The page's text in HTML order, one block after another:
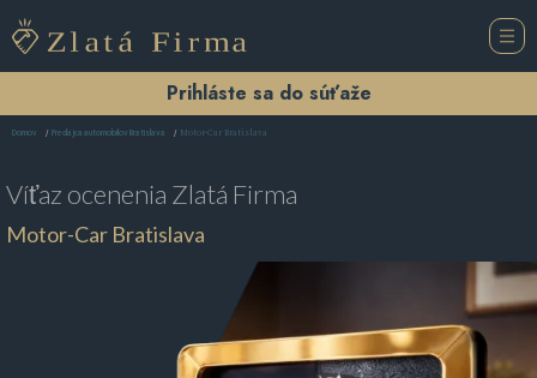
Prihláste sa do súťaže
Domov Predajca automobilov Bratislava Motor-Car Bratislava
Víťaz ocenenia Zlatá Firma
Motor-Car Bratislava